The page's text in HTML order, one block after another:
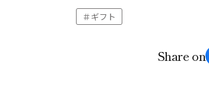
ギフト
Share on